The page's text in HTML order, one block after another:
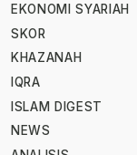
EKONOMI SYARIAH
SKOR
KHAZANAH
IQRA
ISLAM DIGEST
NEWS